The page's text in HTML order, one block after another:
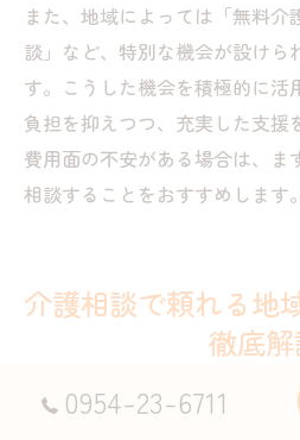
また、地域によっては「無料介
談」など、特別な機会が設けら
す。こうした機会を積極的に活
負担を抑えつつ、充実した支援
費用面の不安がある場合は、ま
相談することをおすすめします。
介護相談で頼れる地
徹底
無料の介護相談サポートを利
0954-23-6711